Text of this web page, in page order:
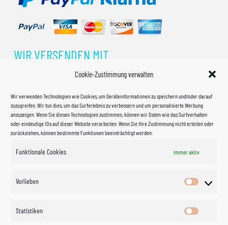
Cookie-Zustimmung verwalten
Wir verwenden Technologien wie Cookies, um Geräteinformationen zu speichern und/oder darauf
zuzugreifen. Wir tun dies, um das Surferlebnis zu verbessern und um personalisierte Werbung
anzuzeigen. Wenn Sie diesen Technologien zustimmen, können wir Daten wie das Surfverhalten
oder eindeutige IDs auf dieser Website verarbeiten. Wenn Sie Ihre Zustimmung nicht erteilen oder
zurückziehen, können bestimmte Funktionen beeinträchtigt werden.
Funktionale Cookies Immer aktiv
Vorlieben
Vorlieben
Statistiken
WIR VERSENDEN MIT